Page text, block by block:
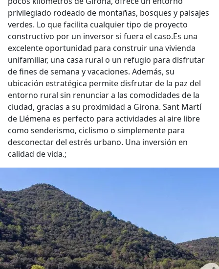
privilegiado rodeado de montañas, bosques y paisajes
verdes. Lo que facilita cualquier tipo de proyecto
constructivo por un inversor si fuera el caso.Es una
excelente oportunidad para construir una vivienda
unifamiliar, una casa rural o un refugio para disfrutar
de fines de semana y vacaciones. Además, su
ubicación estratégica permite disfrutar de la paz del
entorno rural sin renunciar a las comodidades de la
ciudad, gracias a su proximidad a Girona. Sant Martí
de Llémena es perfecto para actividades al aire libre
como senderismo, ciclismo o simplemente para
desconectar del estrés urbano. Una inversión en
calidad de vida.;